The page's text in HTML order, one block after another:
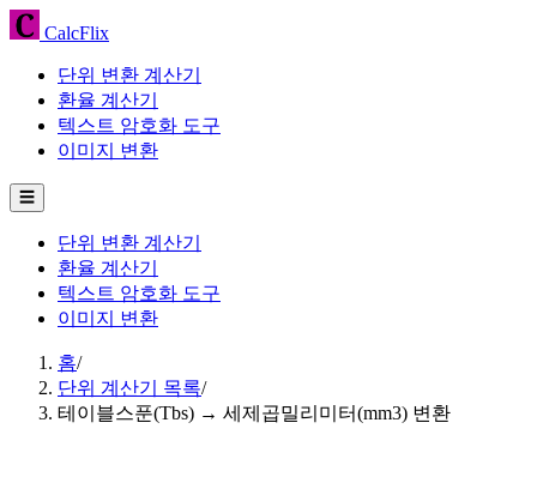
CalcFlix
단위 변환 계산기
환율 계산기
텍스트 암호화 도구
이미지 변환
☰
단위 변환 계산기
환율 계산기
텍스트 암호화 도구
이미지 변환
홈/
단위 계산기 목록/
테이블스푼(Tbs) → 세제곱밀리미터(mm3) 변환